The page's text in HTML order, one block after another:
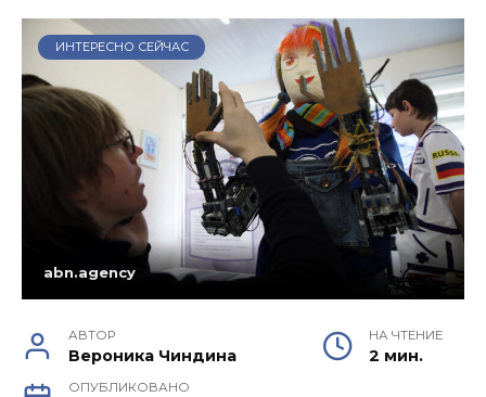
ИНТЕРЕСНО СЕЙЧАС
abn.agency
АВТОР
Вероника Чиндина
НА ЧТЕНИЕ
2 мин.
ОПУБЛИКОВАНО